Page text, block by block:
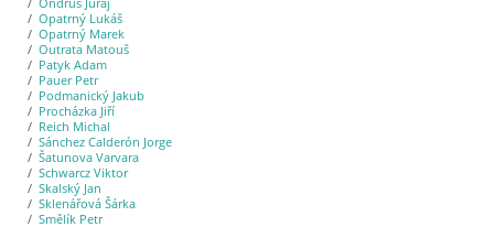
Ondruš Juraj
Opatrný Lukáš
Opatrný Marek
Outrata Matouš
Patyk Adam
Pauer Petr
Podmanický Jakub
Procházka Jiří
Reich Michal
Sánchez Calderón Jorge
Šatunova Varvara
Schwarcz Viktor
Skalský Jan
Sklenářová Šárka
Smělík Petr